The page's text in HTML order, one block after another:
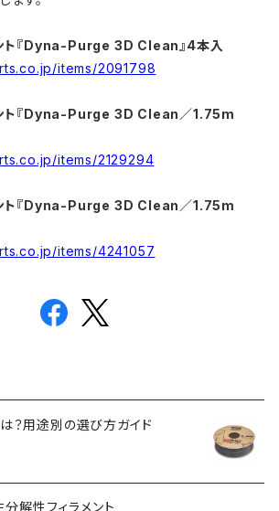
ト『Dyna-Purge 3D Clean』4本入
items/2091798
ト『Dyna-Purge 3D Clean／1.75m
items/2129294
ト『Dyna-Purge 3D Clean／1.75m
items/4241057
？用途別の選び方ガイド
解性フィラメント